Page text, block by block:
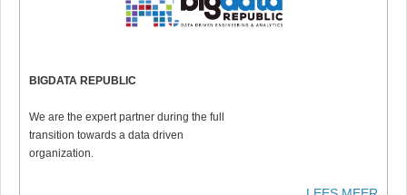
BIGDATA REPUBLIC
We are the expert partner during the full
transition towards a data driven
organization.